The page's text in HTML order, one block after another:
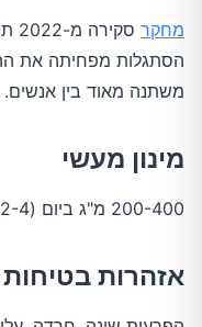
מחקר
הסתגלות מפחיתה את
משתנה מאוד בין אנשים.
מינון מעשי
200-400 מ"ג ביום (2-4 כוסות קפה), לא אחרי 14:00
אזהרות בטיחות